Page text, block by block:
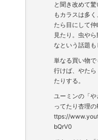
と聞き改めて
もカラスは多
たら目にして
見たり。虫や
なという話題も
単なる買い物
行けば、やた
たりする。
ユーミンの「
ってたり杏理
ttps://
bQrV0